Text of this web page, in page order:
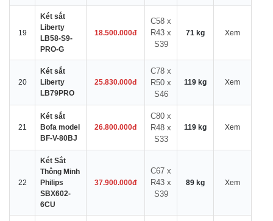
19
Két sắt
Liberty
LB58-S9-
PRO-G
18.500.000đ
C58 x
R43 x
S39
71 kg Xem
20
Két sắt
Liberty
LB79PRO
25.830.000đ
C78 x
R50 x
S46
119 kg Xem
21
Két sắt
Bofa model
BF-V-80BJ
26.800.000đ
C80 x
R48 x
S33
119 kg Xem
22
Két Sắt
Thông Minh
Philips
SBX602-
6CU
37.900.000đ
C67 x
R43 x
S39
89 kg Xem